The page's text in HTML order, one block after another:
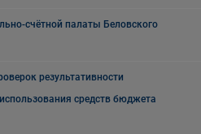
счётной палаты Беловского
результативности
средств бюджета